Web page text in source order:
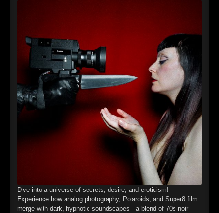
►
►
►
Dive into a universe of secrets, desire, and eroticism!
Experience how analog photography, Polaroids, and Super8 film
merge with dark, hypnotic soundscapes—a blend of 70s-noir